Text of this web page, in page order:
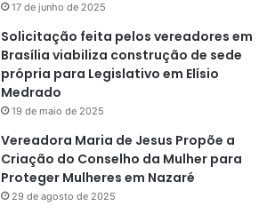
17 de junho de 2025
Solicitação feita pelos vereadores em
Brasília viabiliza construção de sede
própria para Legislativo em Elísio
Medrado
19 de maio de 2025
Vereadora Maria de Jesus Propõe a
Criação do Conselho da Mulher para
Proteger Mulheres em Nazaré
29 de agosto de 2025